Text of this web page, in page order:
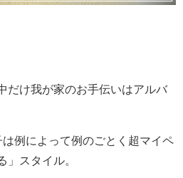
だけ我が家のお手伝いはアルバ
例によって例のごとく超マイペ
」スタイル。